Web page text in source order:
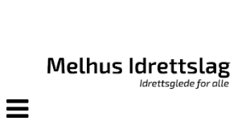
Veksle
navigasjon